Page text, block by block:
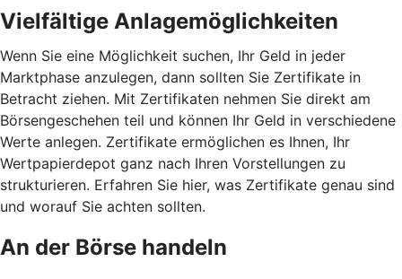
Vielfältige Anlagemöglichkeiten
Wenn Sie eine Möglichkeit suchen, Ihr Geld in jeder
Marktphase anzulegen, dann sollten Sie Zertifikate in
Betracht ziehen. Mit Zertifikaten nehmen Sie direkt am
Börsengeschehen teil und können Ihr Geld in verschiedene
Werte anlegen. Zertifikate ermöglichen es Ihnen, Ihr
Wertpapierdepot ganz nach Ihren Vorstellungen zu
strukturieren. Erfahren Sie hier, was Zertifikate genau sind
und worauf Sie achten sollten.
An der Börse handeln